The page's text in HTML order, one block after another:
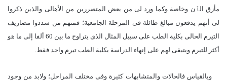
مأزق الٱن وخاصة وكما ورد لى من بعض المتضررين من الأهالى والذين ذكروا
لى أنهم يدفعون مبالغ طائلة فى المرحلة الجامعية؛ فمنهم من سددوا مصاريف
التيرم الحالى بكلية الطب على سبيل المثال الذى يتراوح ما بين 60 ألفا إلى ما هو
أكثر للتيرم ويتبقى لهم على إنهاء الدراسة بكلية الطب تيرم واحد فقط.
وبالقياس فالحالات والمتشابهات كثيرة وفى مختلف المراحل؛ ولابد من وجود